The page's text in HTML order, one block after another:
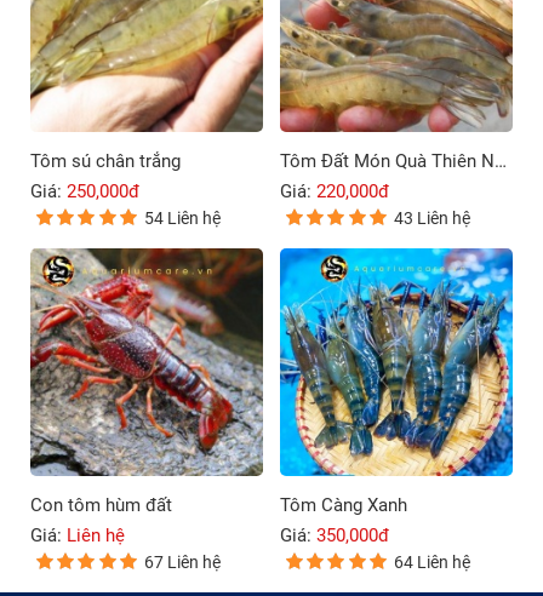
Tôm sú chân trắng
Giá: 250,000đ
54 Liên hệ
Tôm Đất Món Quà Thiên Nhiên
Giá: 220,000đ
43 Liên hệ
Con tôm hùm đất
Giá: Liên hệ
67 Liên hệ
Tôm Càng Xanh
Giá: 350,000đ
64 Liên hệ